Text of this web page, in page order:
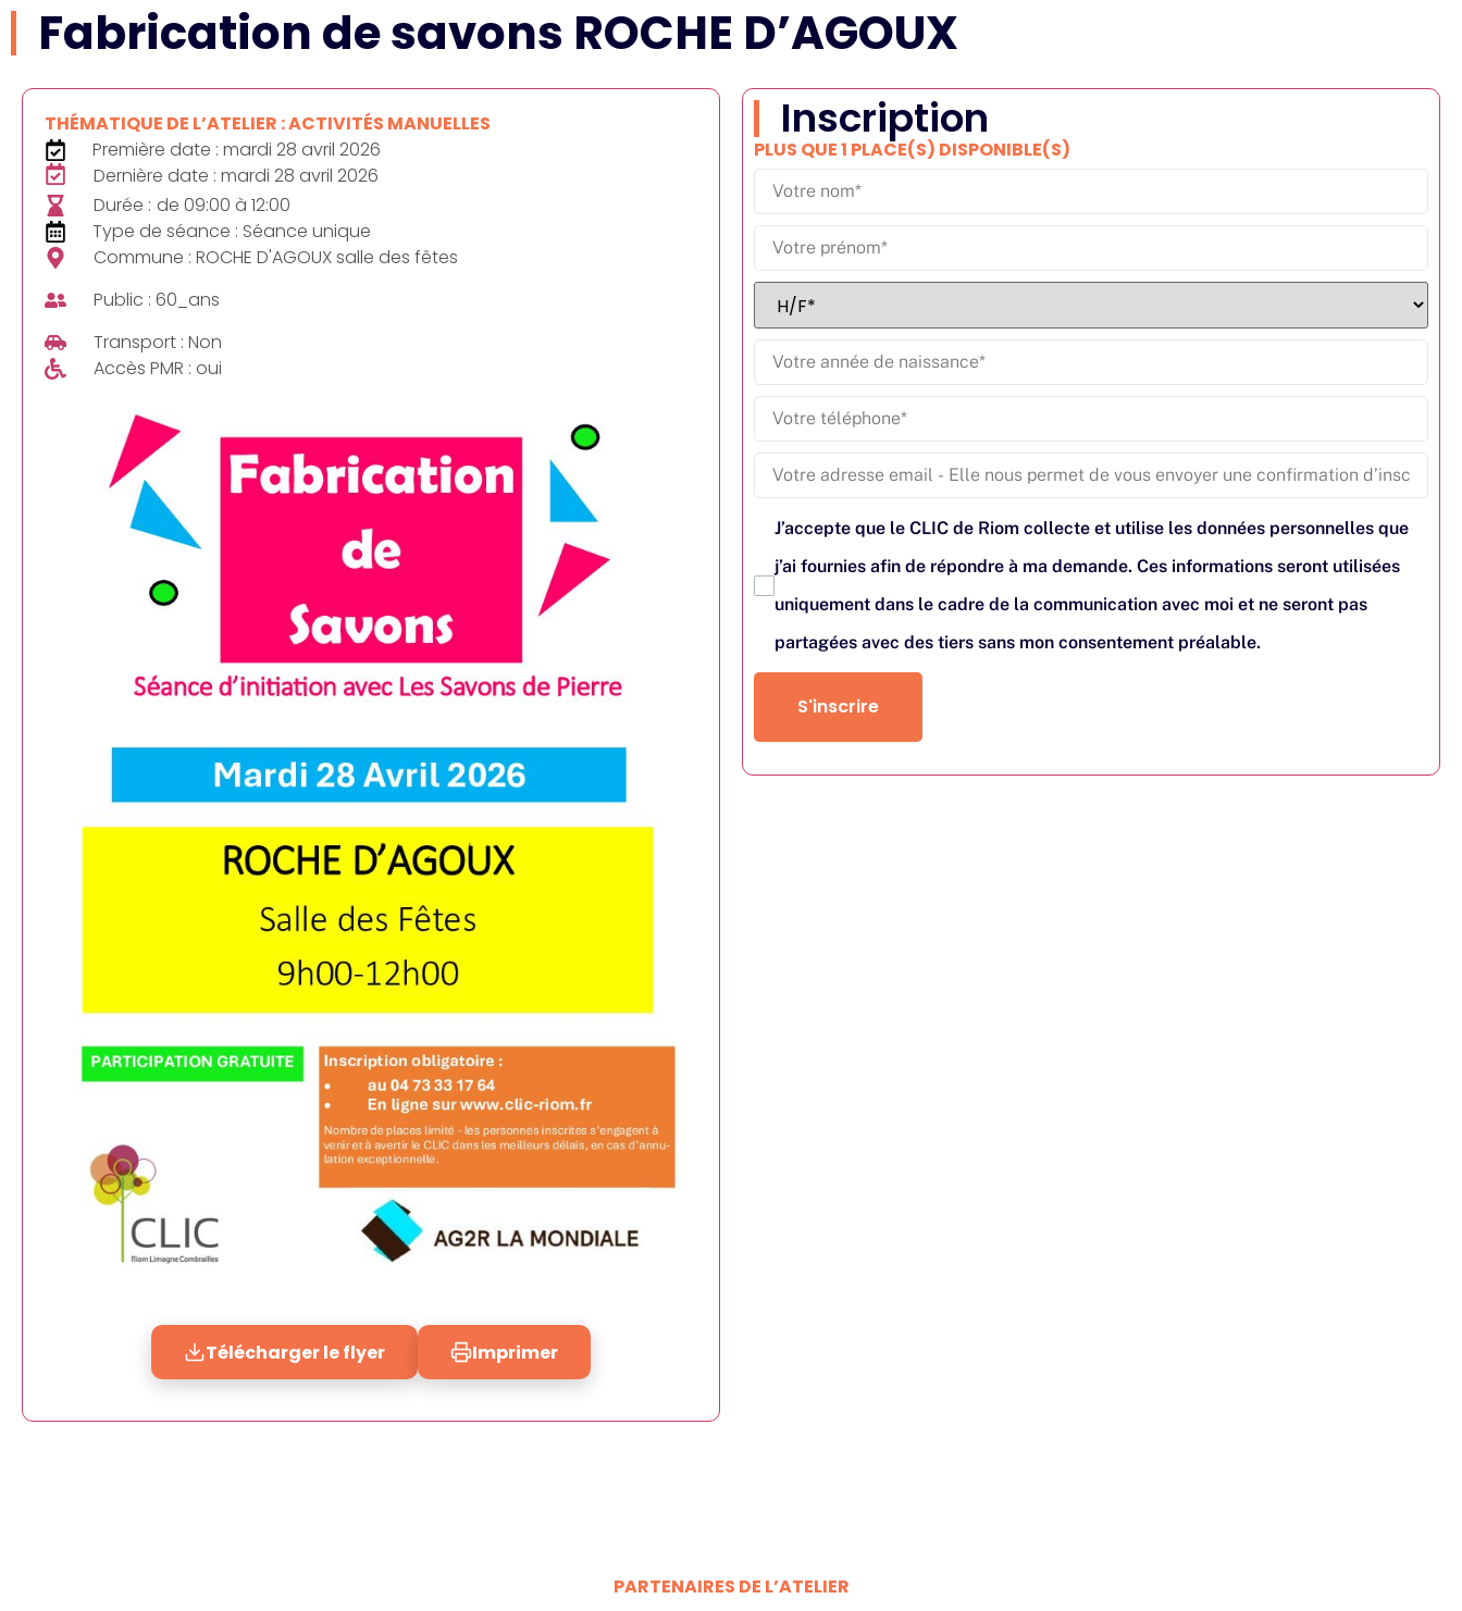
Fabrication de savons ROCHE D’AGOUX
THÉMATIQUE DE L’ATELIER : ACTIVITÉS MANUELLES
Première date : mardi 28 avril 2026
Dernière date : mardi 28 avril 2026
Durée : de 09:00 à 12:00
Type de séance : Séance unique
Commune : ROCHE D'AGOUX salle des fêtes
Public : 60_ans
Transport : Non
Accès PMR : oui
Télécharger le flyer Imprimer
Inscription
PLUS QUE 1 PLACE(S) DISPONIBLE(S)
J’accepte que le CLIC de Riom collecte et utilise les données personnelles que
j’ai fournies afin de répondre à ma demande. Ces informations seront utilisées
uniquement dans le cadre de la communication avec moi et ne seront pas
partagées avec des tiers sans mon consentement préalable.
S'inscrire
PARTENAIRES DE L’ATELIER